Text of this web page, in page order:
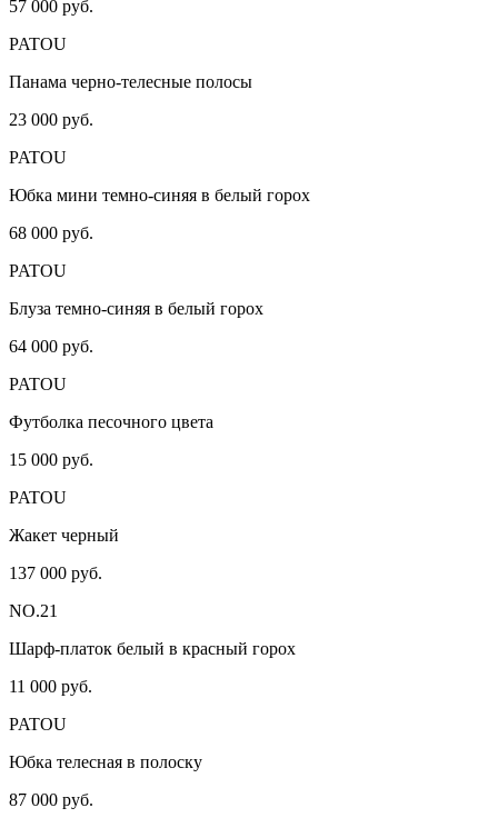
57 000 руб.
PATOU
Панама черно-телесные полосы
23 000 руб.
PATOU
Юбка мини темно-синяя в белый горох
68 000 руб.
PATOU
Блуза темно-синяя в белый горох
64 000 руб.
PATOU
Футболка песочного цвета
15 000 руб.
PATOU
Жакет черный
137 000 руб.
NO.21
Шарф-платок белый в красный горох
11 000 руб.
PATOU
Юбка телесная в полоску
87 000 руб.